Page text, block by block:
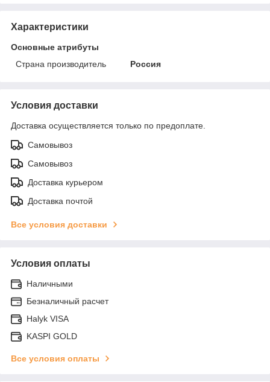
Характеристики
Основные атрибуты
Страна производитель
Россия
Условия доставки
Доставка осуществляется только по предоплате.
Самовывоз
Самовывоз
Доставка курьером
Доставка почтой
Все условия доставки
Условия оплаты
Наличными
Безналичный расчет
Halyk VISA
KASPI GOLD
Все условия оплаты